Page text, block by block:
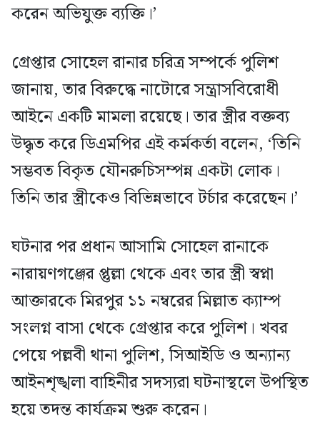
করেন অভিযুক্ত ব্যক্তি।’
গ্রেপ্তার সোহেল রানার চরিত্র সম্পর্কে পুলিশ
জানায়, তার বিরুদ্ধে নাটোরে সন্ত্রাসবিরোধী
আইনে একটি মামলা রয়েছে। তার স্ত্রীর বক্তব্য
উদ্ধৃত করে ডিএমপির এই কর্মকর্তা বলেন, ‘তিনি
সম্ভবত বিকৃত যৌনরুচিসম্পন্ন একটা লোক।
তিনি তার স্ত্রীকেও বিভিন্নভাবে টর্চার করেছেন।’
ঘটনার পর প্রধান আসামি সোহেল রানাকে
নারায়ণগঞ্জের প্তুল্লা থেকে এবং তার স্ত্রী স্বপ্না
আক্তারকে মিরপুর ১১ নম্বরের মিল্লাত ক্যাম্প
সংলগ্ন বাসা থেকে গ্রেপ্তার করে পুলিশ। খবর
পেয়ে পল্লবী থানা পুলিশ, সিআইডি ও অন্যান্য
আইনশৃঙ্খলা বাহিনীর সদস্যরা ঘটনাস্থলে উপস্থিত
হয়ে তদন্ত কার্যক্রম শুরু করেন।